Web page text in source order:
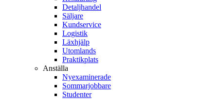
Detaljhandel
Säljare
Kundservice
Logistik
Läxhjälp
Utomlands
Praktikplats
Anställa
Nyexaminerade
Sommarjobbare
Studenter